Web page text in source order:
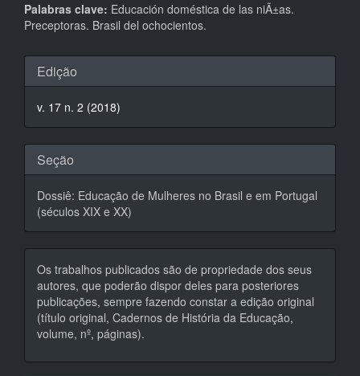
Palabras clave: Educación doméstica de las niÃ±as.
Preceptoras. Brasil del ochocientos.
Detalhes
do
artigo
Edição
v. 17 n. 2 (2018)
Seção
Dossiê: Educação de Mulheres no Brasil e em Portugal
(séculos XIX e XX)
Os trabalhos publicados são de propriedade dos seus
autores, que poderão dispor deles para posteriores
publicações, sempre fazendo constar a edição original
(título original, Cadernos de História da Educação,
volume, nº, páginas).